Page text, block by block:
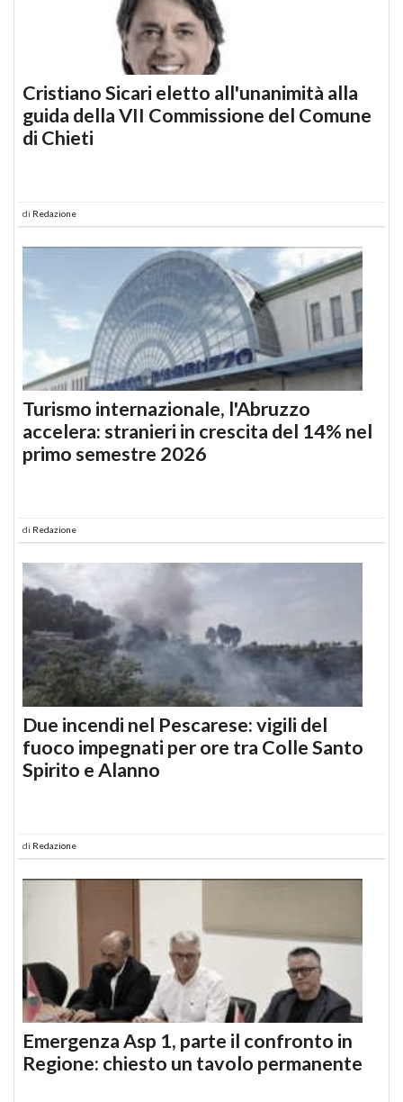
Cristiano Sicari eletto all'unanimità alla
guida della VII Commissione del Comune
di Chieti
di Redazione
Turismo internazionale, l'Abruzzo
accelera: stranieri in crescita del 14% nel
primo semestre 2026
di Redazione
Due incendi nel Pescarese: vigili del
fuoco impegnati per ore tra Colle Santo
Spirito e Alanno
di Redazione
Emergenza Asp 1, parte il confronto in
Regione: chiesto un tavolo permanente